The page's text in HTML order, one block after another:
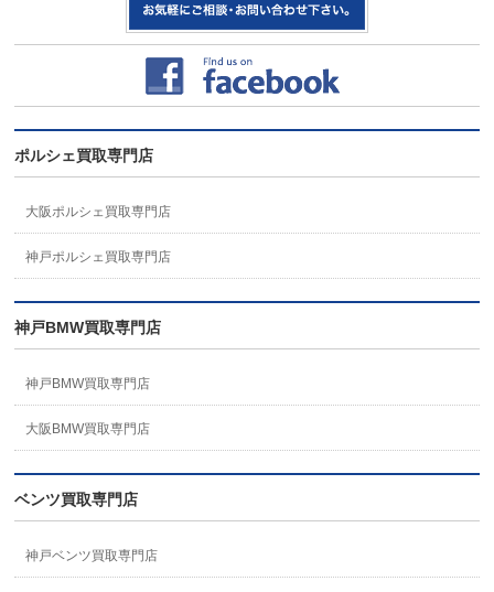
ポルシェ買取専門店
大阪ポルシェ買取専門店
神戸ポルシェ買取専門店
神戸BMW買取専門店
神戸BMW買取専門店
大阪BMW買取専門店
ベンツ買取専門店
神戸ベンツ買取専門店